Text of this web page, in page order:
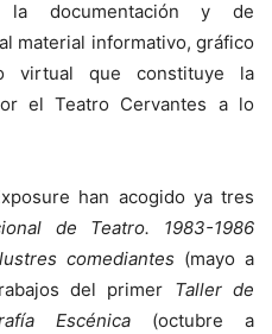
la documentación y de
material informativo, gráfico
virtual que constituye la
el Teatro Cervantes a lo
han acogido ya tres
de Teatro. 1983-1986
comediantes (mayo a
del primer Taller de
Escénica (octubre a